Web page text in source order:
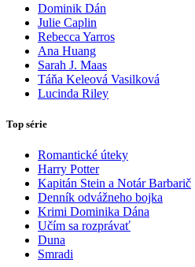
Dominik Dán
Julie Caplin
Rebecca Yarros
Ana Huang
Sarah J. Maas
Táňa Keleová Vasilková
Lucinda Riley
Top série
Romantické úteky
Harry Potter
Kapitán Stein a Notár Barbarič
Denník odvážneho bojka
Krimi Dominika Dána
Učím sa rozprávať
Duna
Smradi